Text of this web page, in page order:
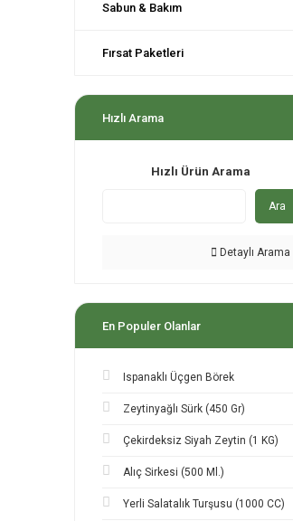
Sabun & Bakım
Fırsat Paketleri
Hızlı Arama
Hızlı Ürün Arama
Ara
Detaylı Arama
En Populer Olanlar
Ispanaklı Üçgen Börek
Zeytinyağlı Sürk (450 Gr)
Çekirdeksiz Siyah Zeytin (1 KG)
Alıç Sirkesi (500 Ml.)
Yerli Salatalık Turşusu (1000 CC)